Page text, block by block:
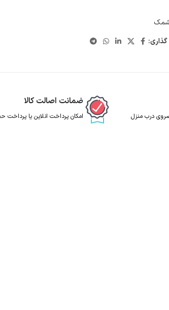
درب منزل
ضمانت اصالت کالا
امکان پرداخت انلاین یا